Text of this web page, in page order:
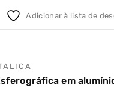
Adicionar à lista de
em